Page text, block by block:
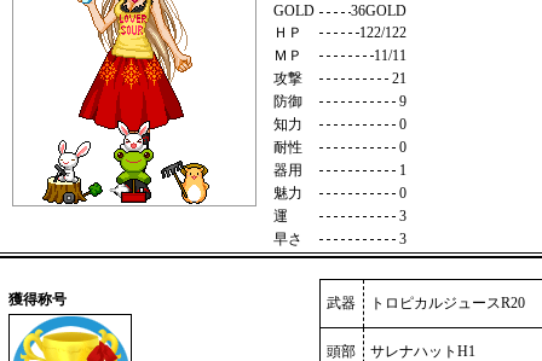
GOLD
36GOLD
ＨＰ
122/122
ＭＰ
11/11
攻撃
21
防御
9
知力
0
耐性
0
器用
1
魅力
0
運
3
早さ
3
獲得称号 武器 トロピカルジュースR20
頭部 サレナハットH1